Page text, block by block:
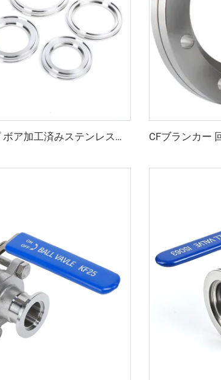
ISO-K クローカップ ボア加工済みステンレス鋼真空継手 ISO63-ISO500 SS304/SS316L クローカップ ボア加工済みフランジ 半導体用